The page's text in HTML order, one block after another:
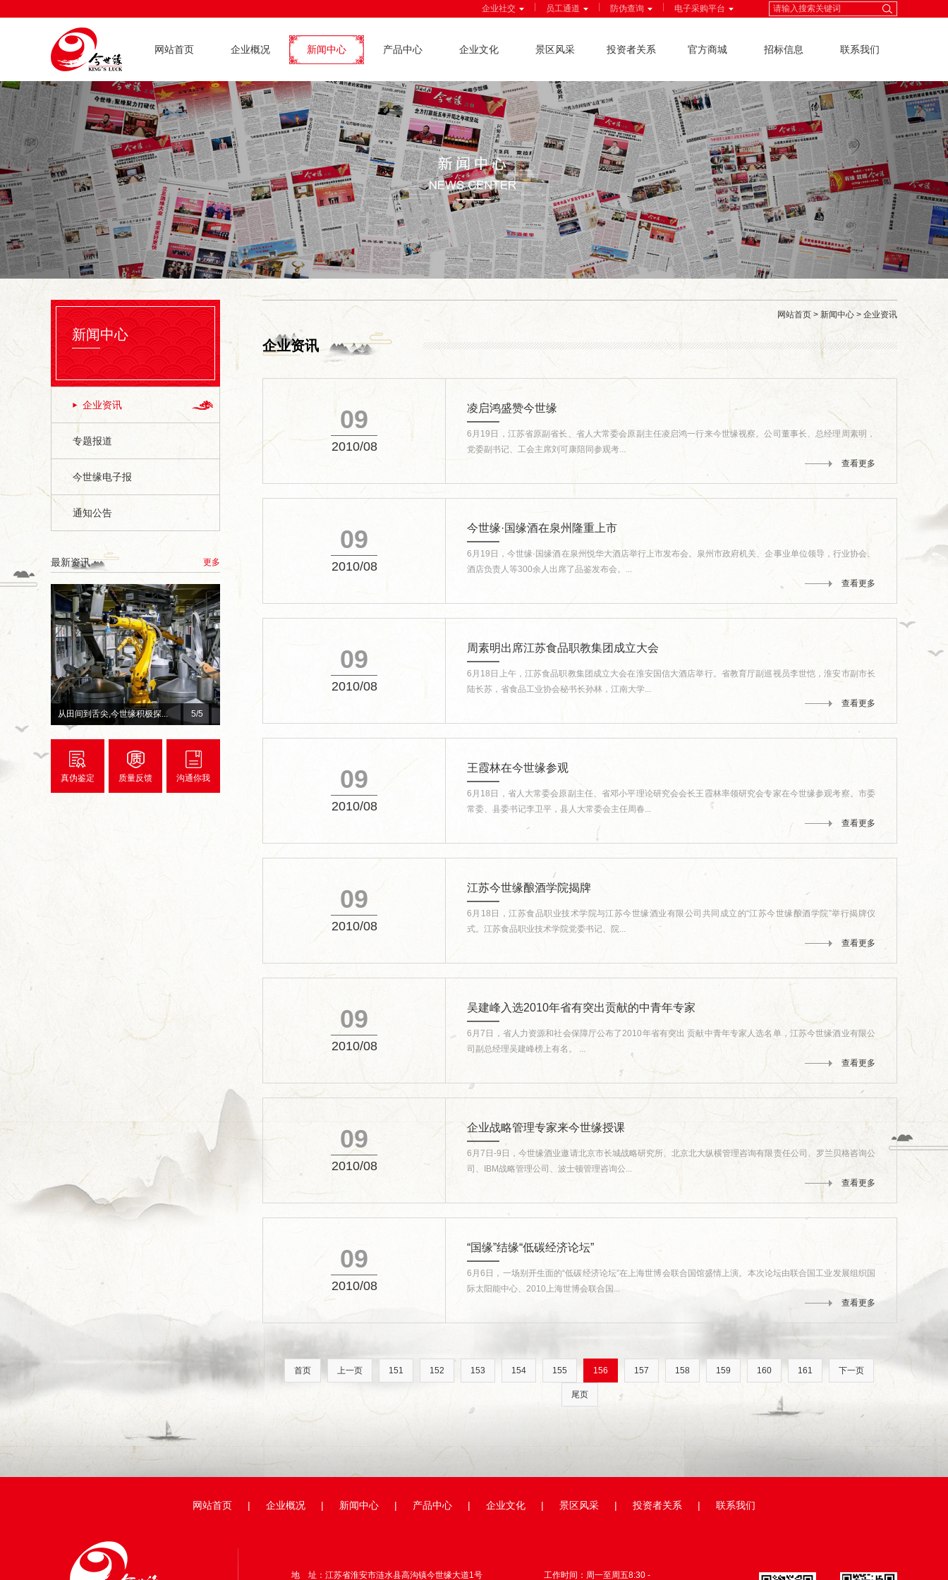
企业社交 员工通道 防伪查询 电子采购平台
网站首页 企业概况 新闻中心 产品中心 企业文化 景区风采 投资者关系 官方商城 招标信息 联系我们
新闻中心
企业资讯
专题报道
今世缘电子报
通知公告
最新资讯 更多
1/5
总台×今世缘官宣！李宇春、...
真伪鉴定 质量反馈 沟通你我
网站首页 > 新闻中心 > 企业资讯
企业资讯
09
2010/08
凌启鸿盛赞今世缘
6月19日，江苏省原副省长、省人大常委会原副主任凌启鸿一行来今世缘视察。公司董事长、总经理周素明，
党委副书记、工会主席刘可康陪同参观考...
查看更多
09
2010/08
今世缘·国缘酒在泉州隆重上市
6月19日，今世缘·国缘酒在泉州悦华大酒店举行上市发布会。泉州市政府机关、企事业单位领导，行业协会、
酒店负责人等300余人出席了品鉴发布会。...
查看更多
09
2010/08
周素明出席江苏食品职教集团成立大会
6月18日上午，江苏食品职教集团成立大会在淮安国信大酒店举行。省教育厅副巡视员李世恺，淮安市副市长
陆长苏，省食品工业协会秘书长孙林，江南大学...
查看更多
09
2010/08
王霞林在今世缘参观
6月18日，省人大常委会原副主任、省邓小平理论研究会会长王霞林率领研究会专家在今世缘参观考察。市委
常委、县委书记李卫平，县人大常委会主任周春...
查看更多
09
2010/08
江苏今世缘酿酒学院揭牌
6月18日，江苏食品职业技术学院与江苏今世缘酒业有限公司共同成立的“江苏今世缘酿酒学院”举行揭牌仪
式。江苏食品职业技术学院党委书记、院...
查看更多
09
2010/08
吴建峰入选2010年省有突出贡献的中青年专家
6月7日，省人力资源和社会保障厅公布了2010年省有突出 贡献中青年专家人选名单，江苏今世缘酒业有限公
司副总经理吴建峰榜上有名。 ...
查看更多
09
2010/08
企业战略管理专家来今世缘授课
6月7日-9日，今世缘酒业邀请北京市长城战略研究所、北京北大纵横管理咨询有限责任公司、罗兰贝格咨询公
司、IBM战略管理公司、波士顿管理咨询公...
查看更多
09
2010/08
“国缘”结缘“低碳经济论坛”
6月6日，一场别开生面的“低碳经济论坛”在上海世博会联合国馆盛情上演。本次论坛由联合国工业发展组织国
际太阳能中心、2010上海世博会联合国...
查看更多
首页 上一页 151 152 153 154 155 156 157 158 159 160 161 下一页
尾页
网站首页 | 企业概况 | 新闻中心 | 产品中心 | 企业文化 | 景区风采 | 投资者关系 | 联系我们
地 址：江苏省淮安市涟水县高沟镇今世缘大道1号 工作时间：周一至周五8:30 -